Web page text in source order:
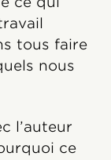
tous faire
nous
l’auteur
ce